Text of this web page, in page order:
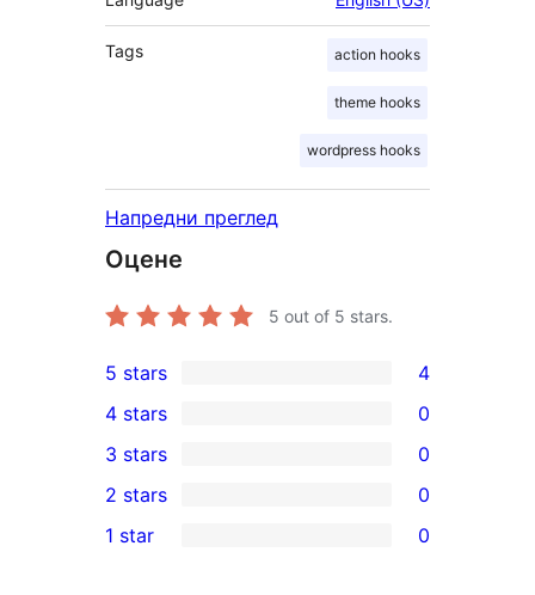
Tags action hooks
theme hooks
wordpress hooks
Напредни преглед
Оцене
5 out of 5 stars.
4
5-
star
reviews
5 stars 4
4-
star
reviews
4 stars 0
0
3-
star
3 stars 0
2-
2 stars 0
1 star 0